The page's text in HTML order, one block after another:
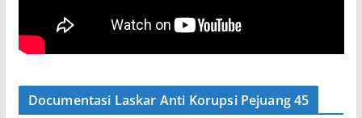
Documentasi Laskar Anti Korupsi Pejuang 45